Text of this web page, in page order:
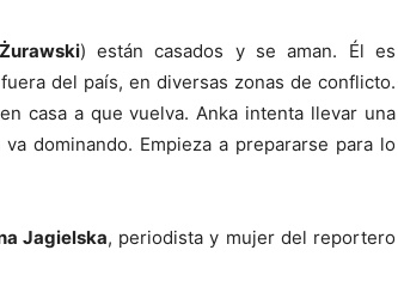
) están casados y se aman. Él es
del país, en diversas zonas de conflicto.
casa a que vuelva. Anka intenta llevar una
dominando. Empieza a prepararse para lo
Jagielska, periodista y mujer del reportero